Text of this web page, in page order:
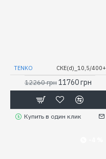
TENKO СКЕ(d)_10,5/400+
12260 грн11760 грн
Купить в один клик